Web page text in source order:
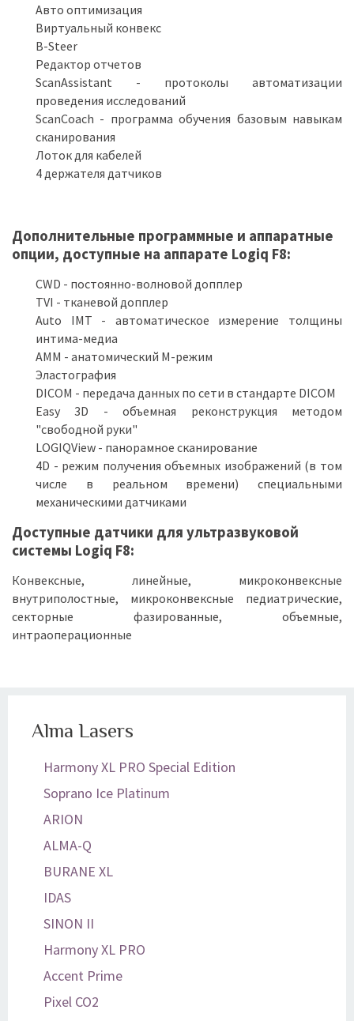
Авто оптимизация
Виртуальный конвекс
B-Steer
Редактор отчетов
ScanAssistant - протоколы автоматизации
проведения исследований
ScanCoach - программа обучения базовым навыкам
сканирования
Лоток для кабелей
4 держателя датчиков
Дополнительные программные и аппаратные
опции, доступные на аппарате Logiq F8:
CWD - постоянно-волновой допплер
TVI - тканевой допплер
Auto IMT - автоматическое измерение толщины
интима-медиа
АММ - анатомический М-режим
Эластография
DICOM - передача данных по сети в стандарте DICOM
Easy 3D - объемная реконструкция методом
"свободной руки"
LOGIQView - панорамное сканирование
4D - режим получения объемных изображений (в том
числе в реальном времени) специальными
механическими датчиками
Доступные датчики для ультразвуковой
системы Logiq F8:
Конвексные, линейные, микроконвексные
внутриполостные, микроконвексные педиатрические,
секторные фазированные, объемные,
интраоперационные
Alma Lasers
Harmony XL PRO Special Edition
Soprano Ice Platinum
ARION
ALMA-Q
BURANE XL
IDAS
SINON II
Harmony XL PRO
Accent Prime
Pixel CO2